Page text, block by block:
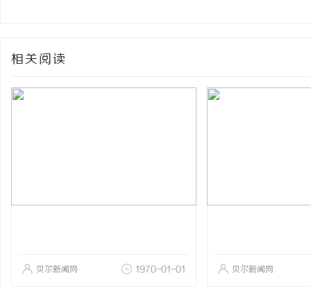
相关阅读
贝尔新闻网 1970-01-01 贝尔新闻网